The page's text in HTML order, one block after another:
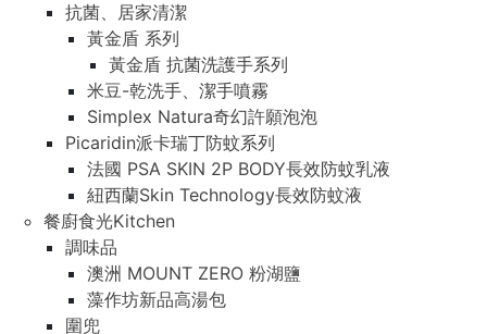
抗菌、居家清潔
黃金盾 系列
黃金盾 抗菌洗護手系列
米豆-乾洗手、潔手噴霧
Simplex Natura奇幻許願泡泡
Picaridin派卡瑞丁防蚊系列
法國 PSA SKIN 2P BODY長效防蚊乳液
紐西蘭Skin Technology長效防蚊液
餐廚食光Kitchen
調味品
澳洲 MOUNT ZERO 粉湖鹽
藻作坊新品高湯包
圍兜